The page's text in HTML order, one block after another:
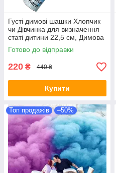
Густі димові шашки Хлопчик
чи Дівчинка для визначення
статі дитини 22,5 см, Димова
шашка для гендер паті, Дим
gender party 60 сек
Готово до відправки
220 ₴ 440 ₴
Купити
Топ продажів –50%